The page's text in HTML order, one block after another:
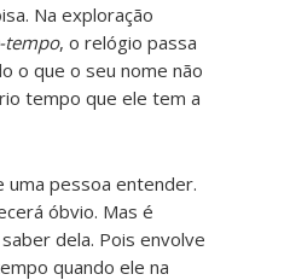
Na exploração
tempo, o relógio passa
o que o seu nome não
tempo que ele tem a
uma pessoa entender.
óbvio. Mas é
dela. Pois envolve
quando ele na